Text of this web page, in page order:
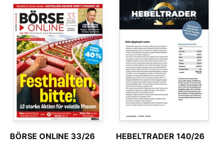
BÖRSE ONLINE 33/26 HEBELTRADER 140/26